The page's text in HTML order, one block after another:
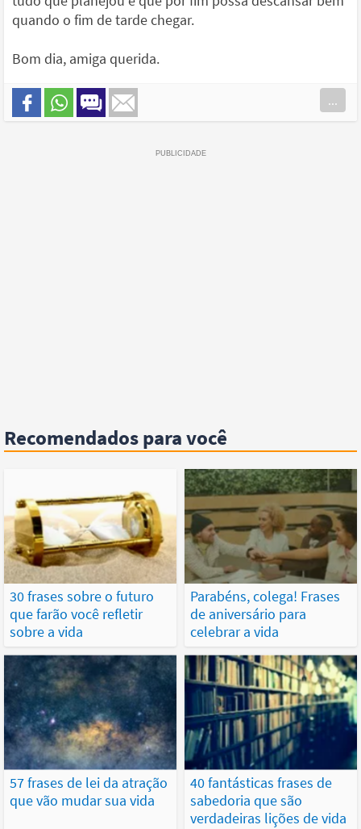
quando o fim de tarde chegar.
Bom dia, amiga querida.
...
Recomendados para você
30 frases sobre o futuro
que farão você refletir
sobre a vida
Parabéns, colega! Frases
de aniversário para
celebrar a vida
57 frases de lei da atração
que vão mudar sua vida
40 fantásticas frases de
sabedoria que são
verdadeiras lições de vida